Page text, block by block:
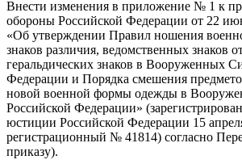
Внести изменения в приложение № 1 к
обороны Российской Федерации от 22
«Об утверждении Правил ношения
знаков различия, ведомственных знаков
геральдических знаков в Вооруженных
Федерации и Порядка смешения
новой военной формы одежды в
Российской Федерации»
юстиции Российской Федерации 15
регистрационный № 41814) согласно
приказу).